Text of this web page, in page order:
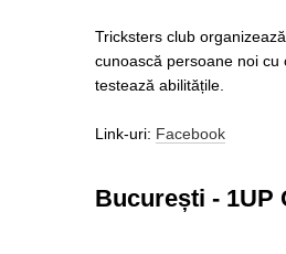
Tricksters club
cunoască persoane noi
testează abilitățile.
Link-uri: Facebook
București - 1UP